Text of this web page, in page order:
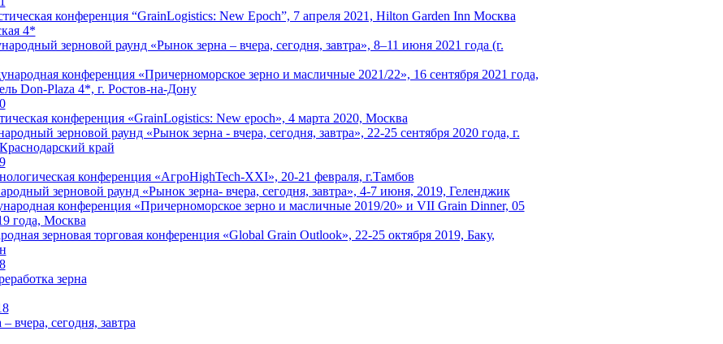
конференция “GrainLogistics: New Epoch”, 7 апреля 2021, Hilton Garden Inn Москва
4*
зерновой раунд «Рынок зерна – вчера, сегодня, завтра», 8–11 июня 2021 года (г.
конференция «Причерноморское зерно и масличные 2021/22», 16 сентября 2021 года,
Don-Plaza 4*, г. Ростов-на-Дону
конференция «GrainLogistics: New epoch», 4 марта 2020, Москва
зерновой раунд «Рынок зерна - вчера, сегодня, завтра», 22-25 сентября 2020 года, г.
край
конференция «АгроHighTech-XXI», 20-21 февраля, г.Тамбов
зерновой раунд «Рынок зерна- вчера, сегодня, завтра», 4-7 июня, 2019, Геленджик
конференция «Причерноморское зерно и масличные 2019/20» и VII Grain Dinner, 05
года, Москва
зерновая торговая конференция «Global Grain Outlook», 22-25 октября 2019, Баку,
зерна
вчера, сегодня, завтра